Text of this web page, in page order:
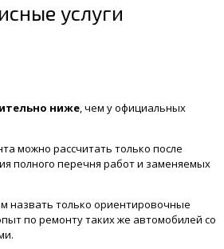
услуги
ниже , чем у официальных
можно рассчитать только после
полного перечня работ и заменяемых
назвать только ориентировочные
по ремонту таких же автомобилей со